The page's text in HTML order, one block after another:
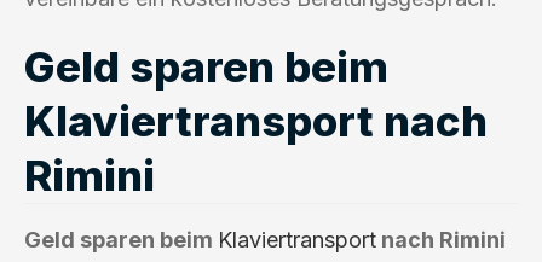
Geld sparen beim
Klaviertransport nach
Rimini
Geld sparen beim Klaviertransport nach Rimini